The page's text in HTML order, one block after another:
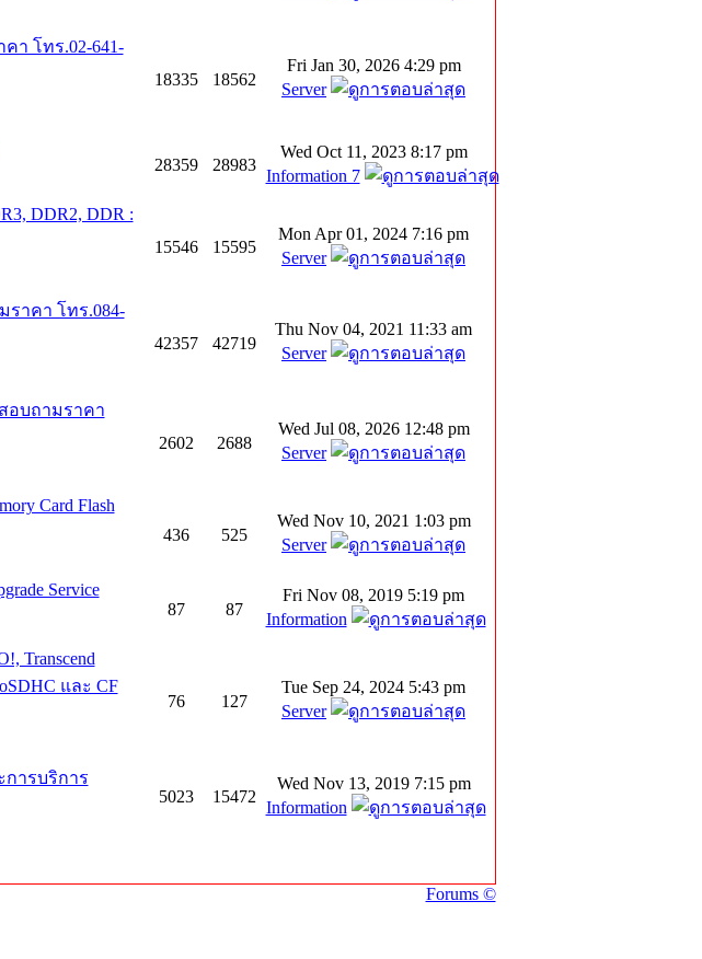
คา โทร.02-641-
18335 18562
Fri Jan 30, 2026 4:29 pm
Server
28359 28983
Wed Oct 11, 2023 8:17 pm
Information 7
DDR2, DDR :
15546 15595
Mon Apr 01, 2024 7:16 pm
Server
ราคา โทร.084-
42357 42719
Thu Nov 04, 2021 11:33 am
Server
สอบถามราคา
2602 2688
Wed Jul 08, 2026 12:48 pm
Server
Card Flash
436 525
Wed Nov 10, 2021 1:03 pm
Server
Service
87 87
Fri Nov 08, 2019 5:19 pm
Information
Transcend
และ CF
76 127
Tue Sep 24, 2024 5:43 pm
Server
การบริการ
5023 15472
Wed Nov 13, 2019 7:15 pm
Information
Forums ©